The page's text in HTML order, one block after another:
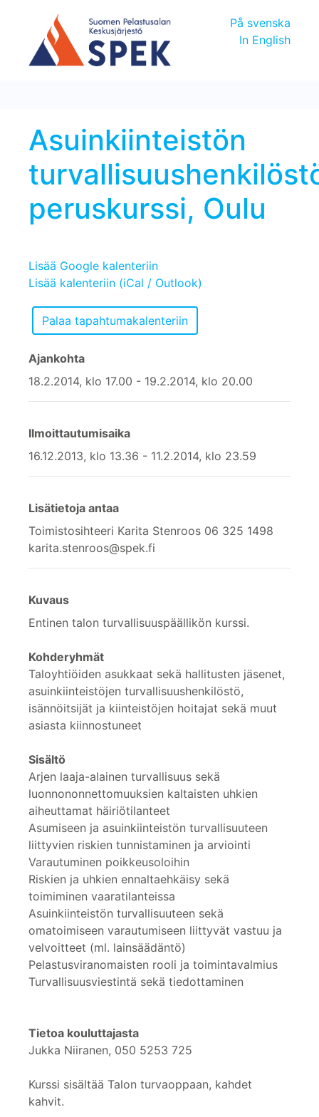
På svenska
In English
Asuinkiinteistön
peruskurssi, Oulu
Lisää Google kalenteriin
Lisää kalenteriin (iCal / Outlook)
Ajankohta
18.2.2014, klo 17.00 - 19.2.2014, klo 20.00
Ilmoittautumisaika
16.12.2013, klo 13.36 - 11.2.2014, klo 23.59
Lisätietoja antaa
Toimistosihteeri Karita Stenroos 06 325 1498
karita.stenroos@spek.fi
Kuvaus
Entinen talon turvallisuuspäällikön kurssi.
Kohderyhmät
Taloyhtiöiden asukkaat sekä hallitusten jäsenet,
asuinkiinteistöjen turvallisuushenkilöstö,
isännöitsijät ja kiinteistöjen hoitajat sekä muut
asiasta kiinnostuneet
Sisältö
Arjen laaja-alainen turvallisuus sekä
luonnononnettomuuksien kaltaisten uhkien
aiheuttamat häiriötilanteet
Asumiseen ja asuinkiinteistön turvallisuuteen
liittyvien riskien tunnistaminen ja arviointi
Varautuminen poikkeusoloihin
Riskien ja uhkien ennaltaehkäisy sekä
toimiminen vaaratilanteissa
Asuinkiinteistön turvallisuuteen sekä
omatoimiseen varautumiseen liittyvät vastuu ja
velvoitteet (ml. lainsäädäntö)
Pelastusviranomaisten rooli ja toimintavalmius
Turvallisuusviestintä sekä tiedottaminen
Tietoa kouluttajasta
Jukka Niiranen, 050 5253 725
Kurssi sisältää Talon turvaoppaan, kahdet
kahvit.